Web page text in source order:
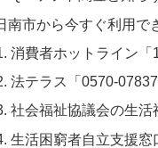
南市から今すぐ利用で
消費者ホットライン「
法テラス「0570-
社会福祉協議会の生活
生活困窮者自立支援窓